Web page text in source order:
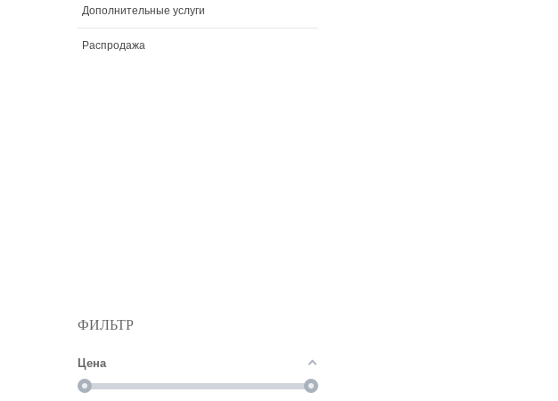
Дополнительные услуги
Распродажа
ФИЛЬТР
Цена